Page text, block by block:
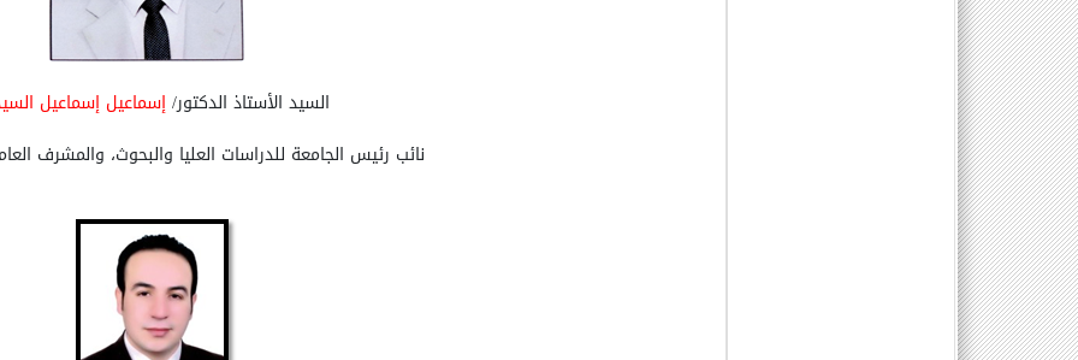
السيد الأستاذ الدكتور/إسماعيل إسماعيل
نائب رئيس الجامعة للدراسات العليا والبحوث، والمشرف